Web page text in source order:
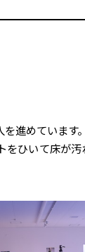
進めています。
をひいて床が